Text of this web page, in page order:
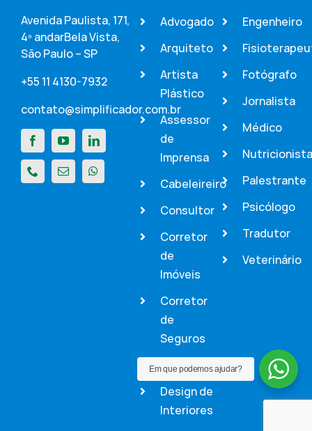
Avenida Paulista, 171,
4º andarBela Vista,
São Paulo – SP
+55 11 4130-7932
contato@simplificador.com.br
Advogado
Arquiteto
Artista
Plástico
Assessor
de
Imprensa
Cabeleireiro
Consultor
Corretor
de
Imóveis
Corretor
de
Seguros
Dentista
Design de
Interiores
Engenheiro
Fotógrafo
Jornalista
Médico
Nutricionista
Palestrante
Psicólogo
Tradutor
Veterinário
Em que podemos ajudar?